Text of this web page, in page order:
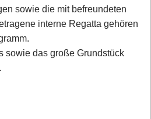
sowie die mit befreundeten
interne Regatta gehören
sowie das große Grundstück